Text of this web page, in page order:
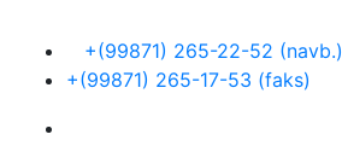
+(99871) 265-22-52 (navb.)
+(99871) 265-17-53 (faks)